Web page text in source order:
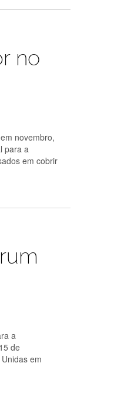
no
novembro,
para a
em cobrir
a
de
em